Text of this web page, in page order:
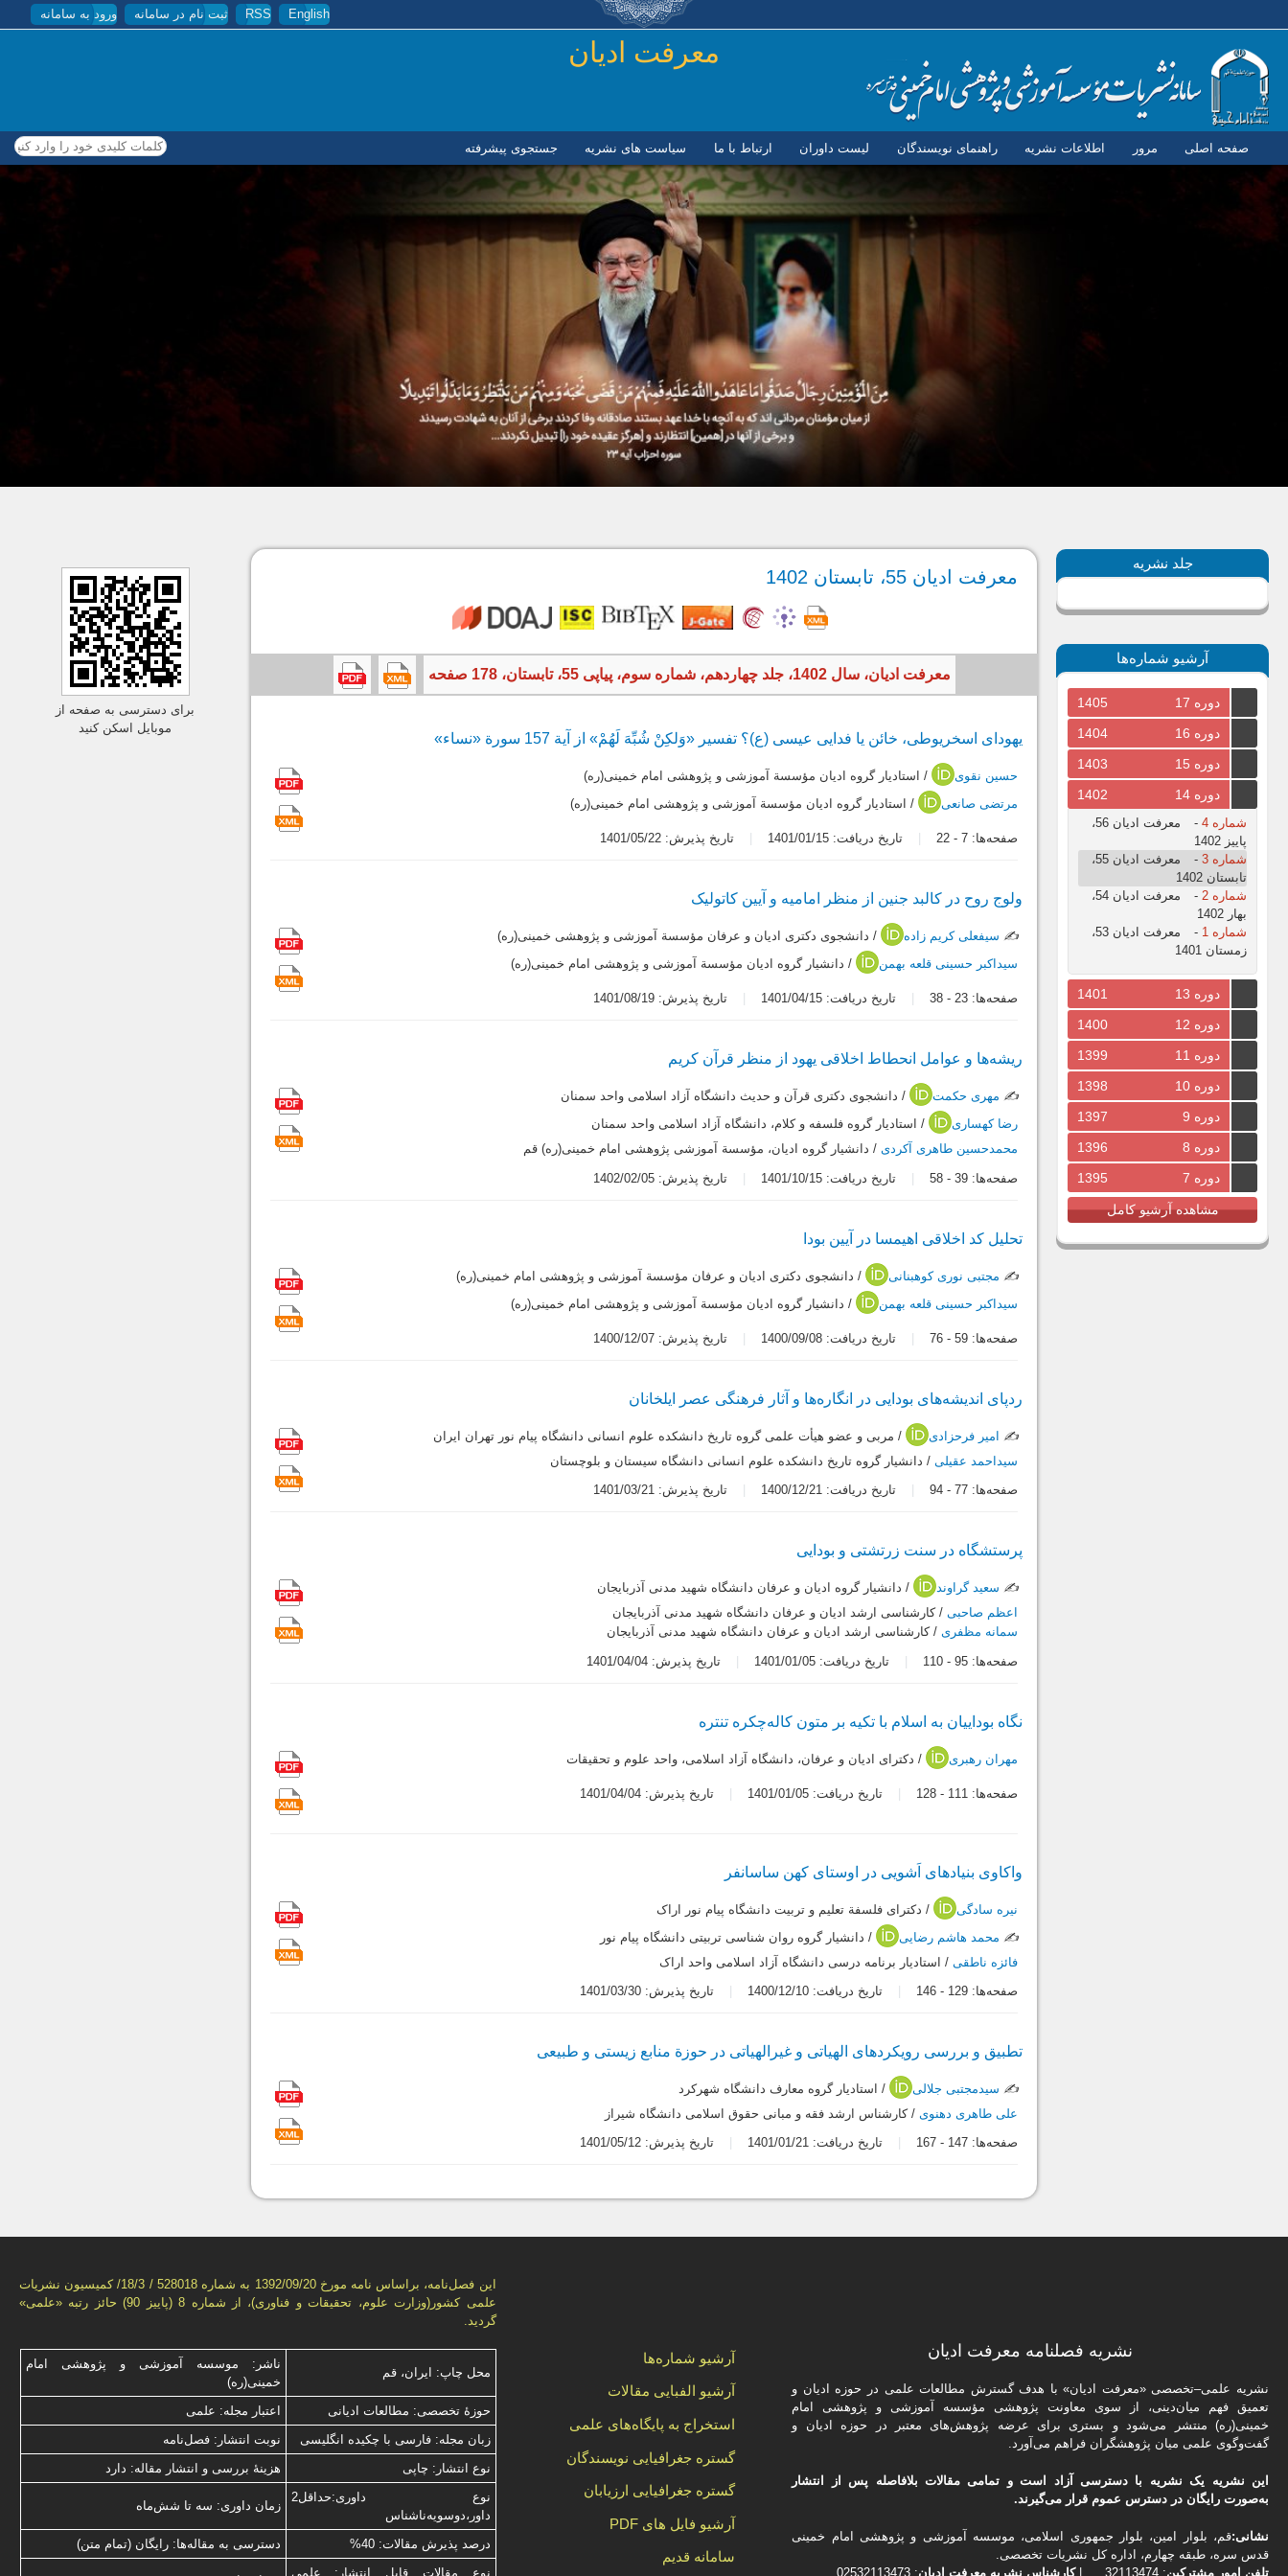
رفتن به محتوای اصلی English
RSS ثبت نام در سامانه ورود به سامانه
معرفت ادیان
صفحه اصلی مرور اطلاعات نشریه راهنمای نویسندگان لیست داوران ارتباط با ما سیاست های نشریه جستجوی پیشرفته کلمات کلیدی خود را وارد کنید
جلد نشریه
آرشیو شماره‌ها
دوره 17
1405
دوره 16
1404
دوره 15
1403
دوره 14
1402
شماره 4 -
معرفت ادیان 56،
پاییز 1402
شماره 3
-
معرفت ادیان 55،
تابستان 1402
شماره 2
-
معرفت ادیان 54،
بهار 1402
شماره 1
-
معرفت ادیان 53،
زمستان 1401
دوره 13
1401
دوره 12
1400
دوره 11
1399
دوره 10
1398
دوره 9
1397
دوره 8
1396
دوره 7
1395
مشاهده آرشیو کامل
معرفت ادیان 55، تابستان 1402
معرفت ادیان، سال 1402، جلد چهاردهم، شماره سوم، پیاپی 55، تابستان، 178 صفحه
یهودای اسخریوطی، خائن یا فدایی عیسی (ع)؟ تفسیر «وَلکِنْ شُبِّهَ لَهُمْ» از آیة 157 سورة «نساء»
حسین نقوی
/ استادیار گروه ادیان مؤسسة آموزشی و پژوهشی امام خمینی(ره)
مرتضی صانعی
/ استادیار گروه ادیان مؤسسة آموزشی و پژوهشی امام خمینی(ره)
صفحه‌ها: 7
-
22 تاریخ دریافت: 1401/01/15 تاریخ پذیرش: 1401/05/22
ولوج روح در کالبد جنین از منظر امامیه و آیین کاتولیک
✍️ سیفعلی کریم زاده
/ دانشجوی دکتری ادیان و عرفان مؤسسة آموزشی و پژوهشی خمینی(ره)
سیداکبر حسینی قلعه بهمن
/ دانشیار گروه ادیان مؤسسة آموزشی و پژوهشی امام خمینی(ره)
صفحه‌ها: 23
-
38 تاریخ دریافت: 1401/04/15 تاریخ پذیرش: 1401/08/19
ریشه‌ها و عوامل انحطاط اخلاقی یهود از منظر قرآن کریم
✍️ مهری حکمت
/ دانشجوی دکتری قرآن و حدیث دانشگاه آزاد اسلامی واحد سمنان
رضا کهساری
/ استادیار گروه فلسفه و کلام، دانشگاه آزاد اسلامی واحد سمنان
محمدحسین طاهری آکردی/ دانشیار گروه ادیان، مؤسسة آموزشی پژوهشی امام خمینی(ره) قم
صفحه‌ها: 39
-
58 تاریخ دریافت: 1401/10/15 تاریخ پذیرش: 1402/02/05
تحلیل کد اخلاقی اهیمسا در آیین بودا
✍️ مجتبی نوری کوهبنانی
/ دانشجوی دکتری ادیان و عرفان مؤسسة آموزشی و پژوهشی امام خمینی(ره)
سیداکبر حسینی قلعه بهمن
/ دانشیار گروه ادیان مؤسسة آموزشی و پژوهشی امام خمینی(ره)
صفحه‌ها: 59
-
76 تاریخ دریافت: 1400/09/08 تاریخ پذیرش: 1400/12/07
ردپای اندیشه‌های بودایی در انگاره‌ها و آثار فرهنگی عصر ایلخانان
✍️ امیر فرحزادی
/ مربی و عضو هیأت علمی گروه تاریخ دانشکده علوم انسانی دانشگاه پیام نور تهران ایران
سیداحمد عقیلی / دانشیار گروه تاریخ دانشکده علوم انسانی دانشگاه سیستان و بلوچستان
صفحه‌ها: 77
-
94 تاریخ دریافت: 1400/12/21 تاریخ پذیرش: 1401/03/21
پرستشگاه در سنت زرتشتی و بودایی
✍️ سعید گراوند
/ دانشیار گروه ادیان و عرفان دانشگاه شهید مدنی آذربایجان
اعظم صاحبی/ کارشناسی ارشد ادیان و عرفان دانشگاه شهید مدنی آذربایجان
سمانه مظفری/ کارشناسی ارشد ادیان و عرفان دانشگاه شهید مدنی آذربایجان
صفحه‌ها: 95
-
110 تاریخ دریافت: 1401/01/05 تاریخ پذیرش: 1401/04/04
نگاه بوداییان به اسلام با تکیه بر متون کاله‌چکره تنتره
مهران رهبری / دکترای ادیان و عرفان، دانشگاه آزاد اسلامی، واحد علوم و تحقیقات
صفحه‌ها: 111
-
128 تاریخ دریافت: 1401/01/05 تاریخ پذیرش: 1401/04/04
واکاوی بنیادهای اَشویی در اوستای کهن ساسانفر
نیره سادگی
/ دکترای فلسفة تعلیم و تربیت دانشگاه پیام نور اراک
✍️ محمد هاشم رضایی
/ دانشیار گروه روان شناسی تربیتی دانشگاه پیام نور
فائزه ناطقی/ استادیار برنامه درسی دانشگاه آزاد اسلامی واحد اراک
صفحه‌ها: 129
-
146 تاریخ دریافت: 1400/12/10 تاریخ پذیرش: 1401/03/30
تطبیق و بررسی رویکردهای الهیاتی و غیرالهیاتی در حوزة منابع ‌زیستی و طبیعی
✍️ سیدمجتبی جلالی
/ استادیار گروه معارف دانشگاه شهرکرد
علی طاهری دهنوی/ کارشناس ارشد فقه و مبانی حقوق اسلامی دانشگاه شیراز
صفحه‌ها: 147
-
167 تاریخ دریافت: 1401/01/21 تاریخ پذیرش: 1401/05/12
برای دسترسی به صفحه از
موبایل اسکن کنید
این فصل‌نامه، براساس نامه مورخ 1392/09/20 به شماره 528018 / 18/3/ كمیسیون نشریات
علمی كشور(وزارت علوم، تحقیقات و فناوری)، از شماره 8 (پاییز 90) حائز رتبه «علمی»
گردید.
محل چاپ: ایران، قم
ناشر: موسسه آموزشی و پژوهشی امام
خمینی(ره)
حوزۀ تخصصی: مطالعات ادیانی
اعتبار مجله: علمی
زبان مجله: فارسی با چكیده انگلیسی
نوبت انتشار: فصل‌نامه
نوع انتشار: چاپی
هزینۀ بررسی و انتشار مقاله: دارد
نوع داوری:حداقل2
داور،دوسویه‌ناشناس
زمان داوری: سه تا شش‌ماه
درصد پذیرش مقالات: 40%
دسترسی به مقاله‌ها: رایگان (تمام متن)
نوع مقالات قابل انتشار: علمی
آرشیو شماره‌ها
آرشیو الفبایی مقالات
استخراج به پایگاه‌های علمی
گستره جغرافیایی نویسندگان
گستره جغرافیایی ارزیابان
آرشیو فایل های PDF
سامانه قدیم
نشریه فصلنامه معرفت ادیان
نشریه علمی–تخصصی «معرفت ادیان» با هدف گسترش مطالعات علمی در حوزه ادیان و
تعمیق فهم میان‌دینی، از سوی معاونت پژوهشی مؤسسه آموزشی و پژوهشی امام
خمینی(ره) منتشر می‌شود و بستری برای عرضه پژوهش‌های معتبر در حوزه ادیان و
گفت‌وگوی علمی میان پژوهشگران فراهم می‌آورد.
این نشریه یک نشریه با دسترسی آزاد است و تمامی مقالات بلافاصله پس از انتشار
به‌صورت رایگان در دسترس عموم قرار می‌گیرند.
نشانی:قم، بلوار امین، بلوار جمهوری اسلامی، موسسه آموزشی و پژوهشی امام خمینی
قدس سره، طبقه چهارم، اداره كل نشریات تخصصی.
تلفن امور مشتركین: 32113474 | کارشناس نشریه معرفت ادیان: 02532113473